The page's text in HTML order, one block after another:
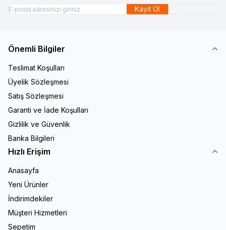
Kayıt Ol
Önemli Bilgiler
Teslimat Koşulları
Üyelik Sözleşmesi
Satış Sözleşmesi
Garanti ve İade Koşulları
Gizlilik ve Güvenlik
Banka Bilgileri
Hızlı Erişim
Anasayfa
Yeni Ürünler
İndirimdekiler
Müşteri Hizmetleri
Sepetim